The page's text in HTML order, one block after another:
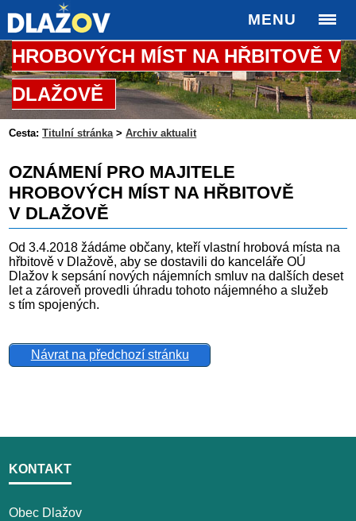
MENU
OZNÁMENÍ PRO MAJITELE
HROBOVÝCH MÍST NA HŘBITOVĚ V
DLAŽOVĚ
Cesta: Titulní stránka>Archiv aktualit
OZNÁMENÍ PRO MAJITELE
HROBOVÝCH MÍST NA HŘBITOVĚ
V DLAŽOVĚ
Od 3.4.2018 žádáme občany, kteří vlastní hrobová místa na
hřbitově v Dlažově, aby se dostavili do kanceláře OÚ
Dlažov k sepsání nových nájemních smluv na dalších deset
let a zároveň provedli úhradu tohoto nájemného a služeb
s tím spojených.
Návrat na předchozí stránku
KONTAKT
Obec Dlažov